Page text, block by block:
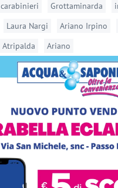
carabinieri Grottaminarda
Laura Nargi Ariano Irpino
Atripalda Ariano